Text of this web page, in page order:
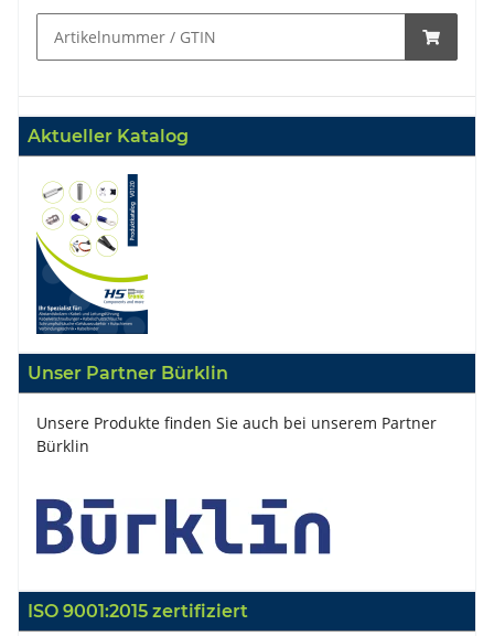
Aktueller Katalog
Unser Partner Bürklin
Unsere Produkte finden Sie auch bei unserem Partner
Bürklin
ISO 9001:2015 zertifiziert